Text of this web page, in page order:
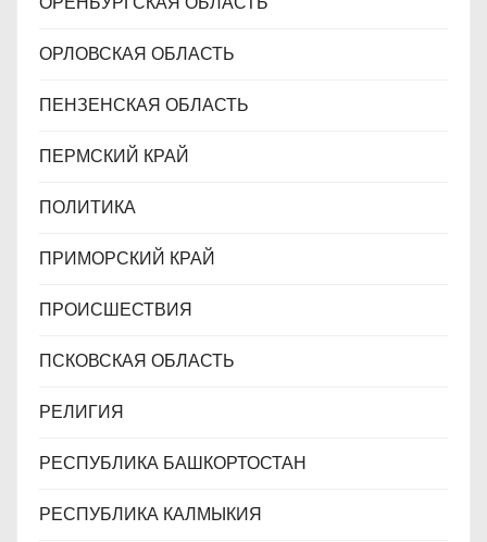
ОРЛОВСКАЯ ОБЛАСТЬ
ПЕНЗЕНСКАЯ ОБЛАСТЬ
ПЕРМСКИЙ КРАЙ
ПОЛИТИКА
ПРИМОРСКИЙ КРАЙ
ПРОИСШЕСТВИЯ
ПСКОВСКАЯ ОБЛАСТЬ
РЕЛИГИЯ
РЕСПУБЛИКА БАШКОРТОСТАН
РЕСПУБЛИКА КАЛМЫКИЯ